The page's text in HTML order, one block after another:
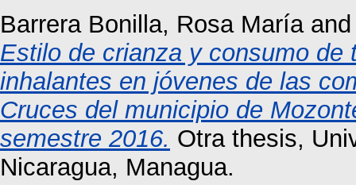
Barrera Bonilla, Rosa María
Estilo de crianza y consumo
inhalantes en jóvenes de las
Cruces del municipio de
semestre 2016. Otra thesis,
Nicaragua, Managua.